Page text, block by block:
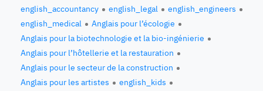
english_accountancy
english_legal
english_engineers
english_medical
Anglais pour l’écologie
Anglais pour la biotechnologie et la bio-ingénierie
Anglais pour l’hôtellerie et la restauration
Anglais pour le secteur de la construction
Anglais pour les artistes
english_kids